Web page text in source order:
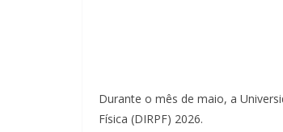
Durante o mês de maio, a
Física (DIRPF) 2026.